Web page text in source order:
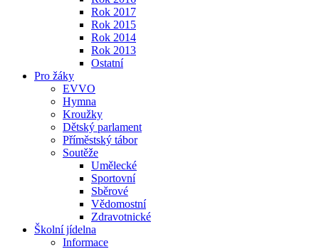
Rok 2017
Rok 2015
Rok 2014
Rok 2013
Ostatní
Pro žáky
EVVO
Hymna
Kroužky
Dětský parlament
Příměstský tábor
Soutěže
Umělecké
Sportovní
Sběrové
Vědomostní
Zdravotnické
Školní jídelna
Informace